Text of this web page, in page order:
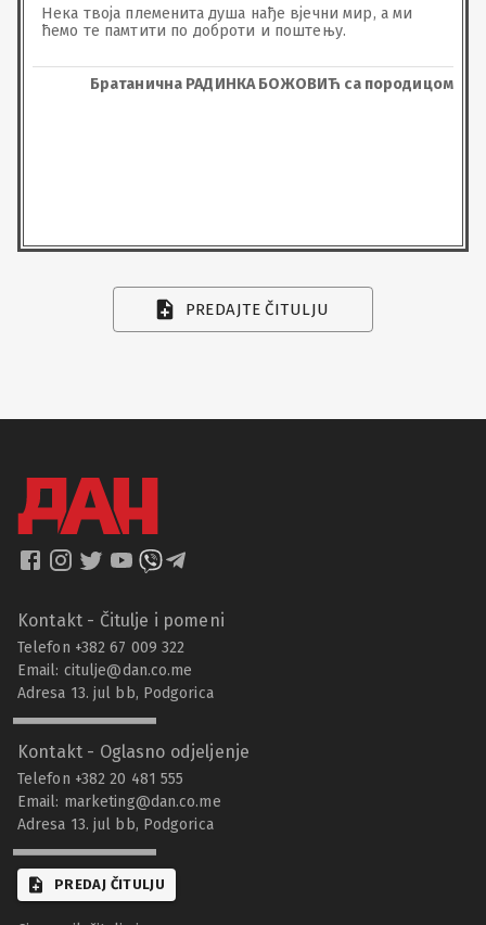
Нека твоја племенита душа нађе вјечни мир, а ми
ћемо те памтити по доброти и поштењу.
Братанична РАДИНКА БОЖОВИЋ са породицом
PREDAJTE ČITULJU
Kontakt - Čitulje i pomeni
Telefon +382 67 009 322
Email: citulje@dan.co.me
Adresa 13. jul bb, Podgorica
Kontakt - Oglasno odjeljenje
Telefon +382 20 481 555
Email: marketing@dan.co.me
Adresa 13. jul bb, Podgorica
PREDAJ ČITULJU